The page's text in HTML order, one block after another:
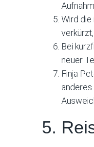
Wird
Bei
neuer
Finja
5.